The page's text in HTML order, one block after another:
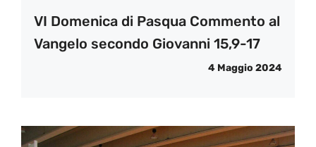
VI Domenica di Pasqua Commento al
Vangelo secondo Giovanni 15,9-17
4 Maggio 2024